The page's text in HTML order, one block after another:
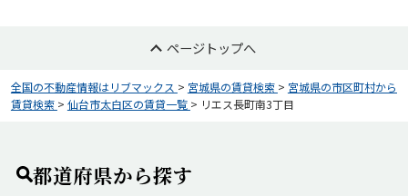
ページトップへ
全国の不動産情報はリブマックス > 宮城県の賃貸検索 > 宮城県の市区町村から
賃貸検索 > 仙台市太白区の賃貸一覧 > リエス長町南3丁目
都道府県から探す